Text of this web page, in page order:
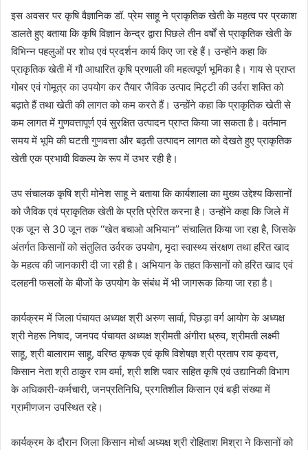
इस अवसर पर कृषि वैज्ञानिक डॉ. प्रेम साहू ने प्राकृतिक खेती के महत्व पर प्रकाश
डालते हुए बताया कि कृषि विज्ञान केन्द्र द्वारा पिछले तीन वर्षों से प्राकृतिक खेती के
विभिन्न पहलुओं पर शोध एवं प्रदर्शन कार्य किए जा रहे हैं। उन्होंने कहा कि
प्राकृतिक खेती में गौ आधारित कृषि प्रणाली की महत्वपूर्ण भूमिका है। गाय से प्राप्त
गोबर एवं गोमूत्र का उपयोग कर तैयार जैविक उत्पाद मिट्टी की उर्वरा शक्ति को
बढ़ाते हैं तथा खेती की लागत को कम करते हैं। उन्होंने कहा कि प्राकृतिक खेती से
कम लागत में गुणवत्तापूर्ण एवं सुरक्षित उत्पादन प्राप्त किया जा सकता है। वर्तमान
समय में भूमि की घटती गुणवत्ता और बढ़ती उत्पादन लागत को देखते हुए प्राकृतिक
खेती एक प्रभावी विकल्प के रूप में उभर रही है।
उप संचालक कृषि श्री मोनेश साहू ने बताया कि कार्यशाला का मुख्य उद्देश्य किसानों
को जैविक एवं प्राकृतिक खेती के प्रति प्रेरित करना है। उन्होंने कहा कि जिले में
एक जून से 30 जून तक ‘‘खेत बचाओ अभियान’’ संचालित किया जा रहा है, जिसके
अंतर्गत किसानों को संतुलित उर्वरक उपयोग, मृदा स्वास्थ्य संरक्षण तथा हरित खाद
के महत्व की जानकारी दी जा रही है। अभियान के तहत किसानों को हरित खाद एवं
दलहनी फसलों के बीजों के उपयोग के संबंध में भी जागरूक किया जा रहा है।
कार्यक्रम में जिला पंचायत अध्यक्ष श्री अरुण सार्वा, पिछड़ा वर्ग आयोग के अध्यक्ष
श्री नेहरू निषाद, जनपद पंचायत अध्यक्ष श्रीमती अंगीरा ध्रुव, श्रीमती लक्ष्मी
साहू, श्री बालाराम साहू, वरिष्ठ कृषक एवं कृषि विशेषज्ञ श्री प्रताप राव कृदत्त,
किसान नेता श्री ठाकुर राम वर्मा, श्री शशि पवार सहित कृषि एवं उद्यानिकी विभाग
के अधिकारी-कर्मचारी, जनप्रतिनिधि, प्रगतिशील किसान एवं बड़ी संख्या में
ग्रामीणजन उपस्थित रहे।
कार्यक्रम के दौरान जिला किसान मोर्चा अध्यक्ष श्री रोहिताश मिश्रा ने किसानों को